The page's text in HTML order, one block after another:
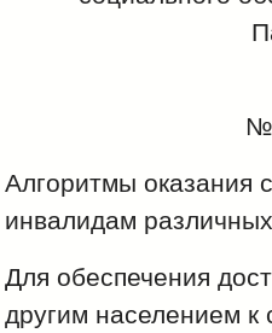
№ от
Алгоритмы оказания
инвалидам
Для обеспечения
другим населением